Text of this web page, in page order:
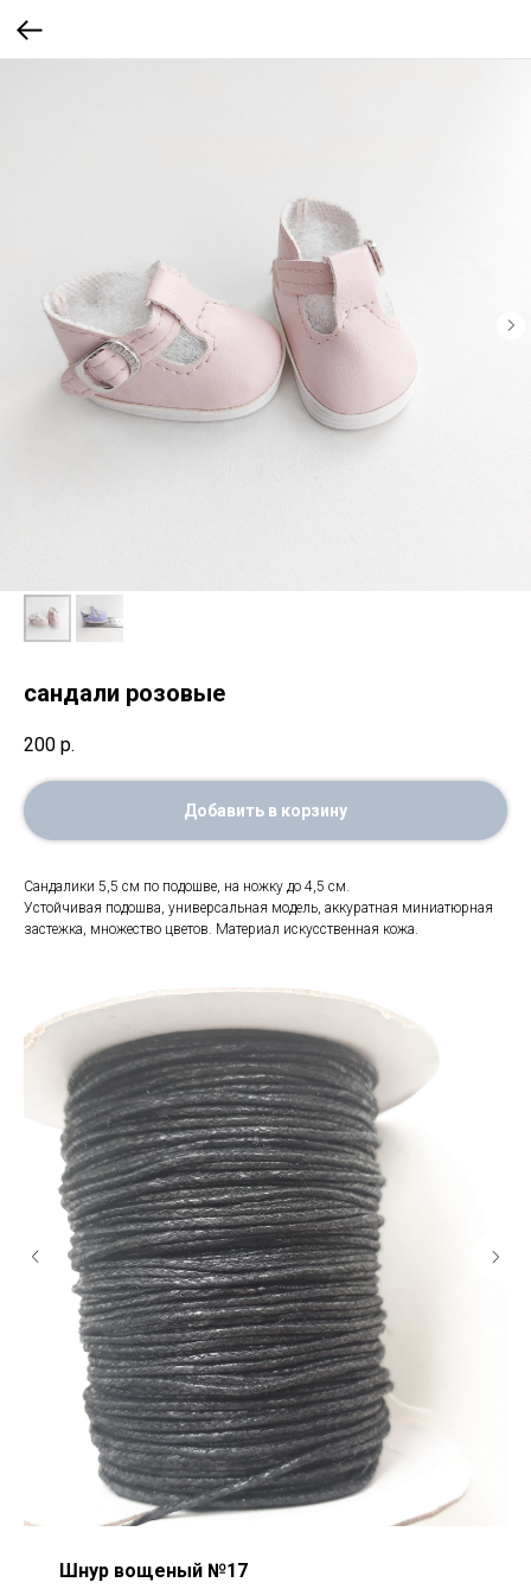
сандали розовые
200 р.
Добавить в корзину
Сандалики 5,5 см по подошве, на ножку до 4,5 см.
Устойчивая подошва, универсальная модель, аккуратная миниатюрная
застежка, множество цветов. Материал искусственная кожа.
Шнур вощеный №17